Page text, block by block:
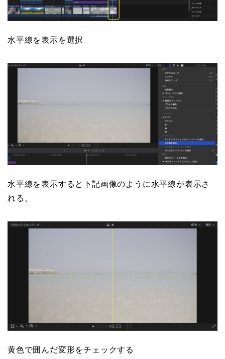
水平線を表示を選択
水平線を表示すると下記画像のように水平線が表示さ
れる。
黄色で囲んだ変形をチェックする